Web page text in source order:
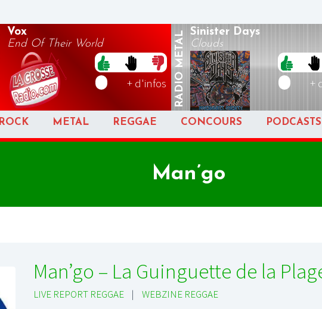
Vox
End Of Their World
+ d'infos RADIO
METAL Sinister Days
Clouds
+
ROCK METAL REGGAE CONCOURS PODCASTS
Man’go
Man’go – La Guinguette de la
LIVE REPORT REGGAE | WEBZINE REGGAE